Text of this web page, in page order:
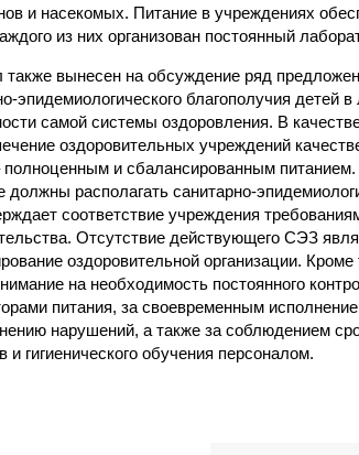
и насекомых. Питание в учреждениях
из них организован постоянный
вынесен на обсуждение ряд
эпидемиологического благополучия детей в
самой системы оздоровления. В
оздоровительных учреждений
полноценным и сбалансированным питанием.
должны располагать санитарно-
соответствие учреждения
Отсутствие действующего СЭЗ
оздоровительной организации. Кроме
на необходимость постоянного
питания, за своевременным
нарушений, а также за соблюдением
и гигиенического обучения персоналом.